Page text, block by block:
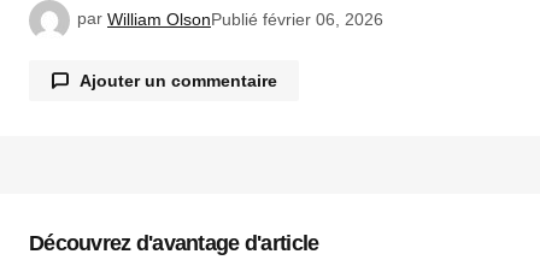
par William OlsonPublié février 06, 2026
Ajouter un commentaire
Découvrez d'avantage d'article